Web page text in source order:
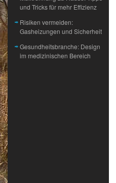
und Tricks für mehr Effizienz
Risiken vermeiden:
Gasheizungen und Sicherheit
Gesundheitsbranche: Design
im medizinischen Bereich